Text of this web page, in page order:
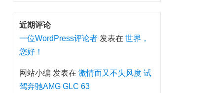
近期评论
一位WordPress评论者发表在 世界，
您好！
网站小编 发表在 激情而又不失风度 试
驾奔驰AMG GLC 63